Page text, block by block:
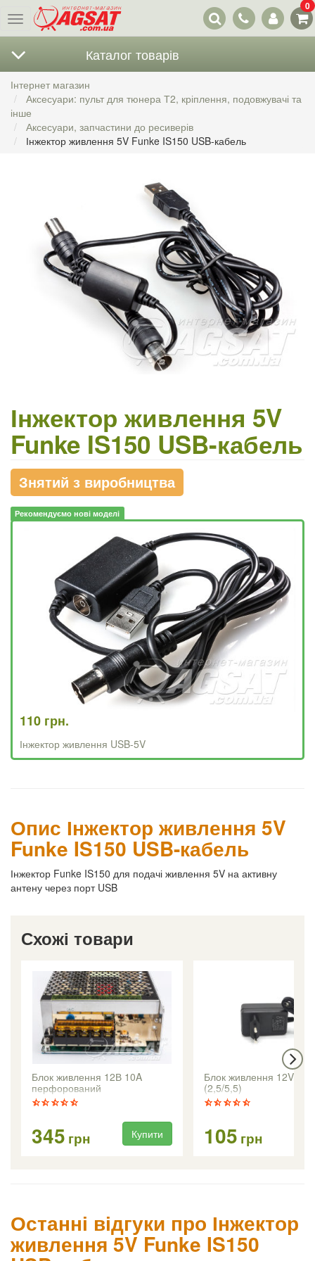
Меню
Наші
контакти
0
Каталог товарів
Інтернет магазин
Аксесуари: пульт для тюнера Т2, кріплення, подовжувачі та
інше
Аксесуари, запчастини до ресиверів
Інжектор живлення 5V Funke IS150 USB-кабель
Інжектор живлення 5V
Funke IS150 USB-кабель
Знятий з виробництва
Рекомендуємо нові моделі
110 грн.
Інжектор живлення USB-5V
Опис Інжектор живлення 5V
Funke IS150 USB-кабель
Інжектор Funke IS150 для подачі живлення 5V на активну
антену через порт USB
Схожі товари
Блок живлення 12В 10A
перфорований
345 грн Купити
Блок живлення 12V/
(2,5/5,5)
105 грн
Останні відгуки про Інжектор
живлення 5V Funke IS150